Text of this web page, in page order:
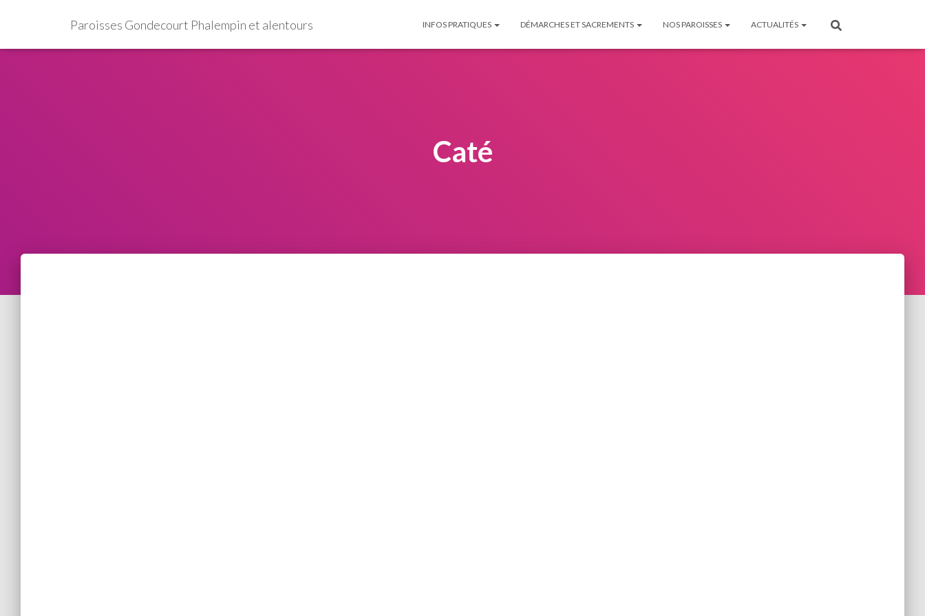
Paroisses Gondecourt Phalempin et alentours INFOS PRATIQUES DÉMARCHES ET SACREMENTS NOS PAROISSES ACTUALITÉS
Caté